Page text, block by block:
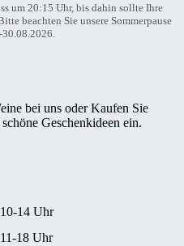
um 20:15 Uhr, bis dahin sollte Ihre
beachten Sie unsere Sommerpause
bei uns oder Kaufen Sie
Geschenkideen ein.
10-14 Uhr
11-18 Uhr